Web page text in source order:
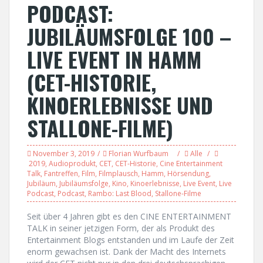
PODCAST:
JUBILÄUMSFOLGE 100 –
LIVE EVENT IN HAMM
(CET-HISTORIE,
KINOERLEBNISSE UND
STALLONE-FILME)
November 3, 2019 Florian Wurfbaum
Alle
2019, Audioprodukt, CET, CET-Historie, Cine Entertainment
Talk, Fantreffen, Film, Filmplausch, Hamm, Hörsendung,
Jubiläum, Jubiläumsfolge, Kino, Kinoerlebnisse, Live Event, Live
Podcast, Podcast, Rambo: Last Blood, Stallone-Filme
Seit über 4 Jahren gibt es den CINE ENTERTAINMENT
TALK in seiner jetzigen Form, der als Produkt des
Entertainment Blogs entstanden und im Laufe der Zeit
enorm gewachsen ist. Dank der Macht des Internets